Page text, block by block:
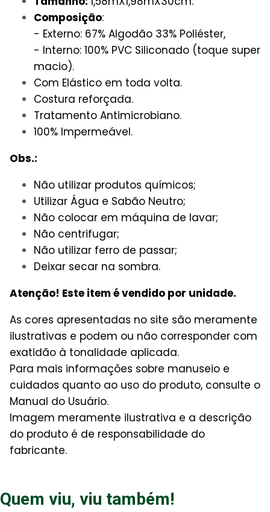
Composição:
- Externo: 67% Algodão 33% Poliéster,
- Interno: 100% PVC Siliconado (toque super
macio).
Com Elástico em toda volta.
Costura reforçada.
Tratamento Antimicrobiano.
100% Impermeável.
Obs.:
Não utilizar produtos químicos;
Utilizar Água e Sabão Neutro;
Não colocar em máquina de lavar;
Não centrifugar;
Não utilizar ferro de passar;
Deixar secar na sombra.
Atenção! Este item é vendido por unidade.
As cores apresentadas no site são meramente
ilustrativas e podem ou não corresponder com
exatidão à tonalidade aplicada.
Para mais informações sobre manuseio e
cuidados quanto ao uso do produto, consulte o
Manual do Usuário.
Imagem meramente ilustrativa e a descrição
do produto é de responsabilidade do
fabricante.
Quem viu, viu também!